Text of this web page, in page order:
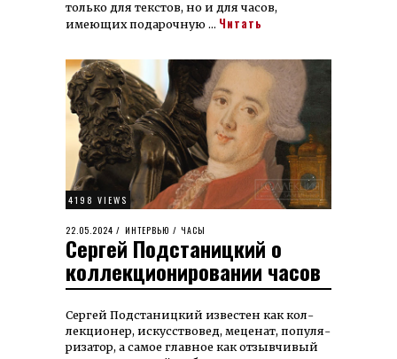
только для текстов, но и для часов,
имеющих подарочную … Читать
4198 VIEWS
POSTED
ON
22.05.2024 04.06.2026
ИНТЕРВЬЮ / ЧАСЫ
Сергей Подстаницкий о
коллекционировании часов
Сергей Подстаницкий известен как кол­
лек­ционер, искус­ство­вед, меценат, по­пуля­
риза­тор, а самое главное как отзывчивый